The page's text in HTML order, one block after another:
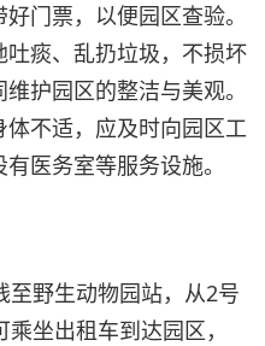
门票，以便园区查验。
痰、乱扔垃圾，不损坏
护园区的整洁与美观。
不适，应及时向园区工
医务室等服务设施。
至野生动物园站，从2号
坐出租车到达园区，